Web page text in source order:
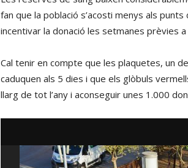
fan que la població s’acosti menys als
incentivar la donació les setmanes prèvies
Cal tenir en compte que les plaquetes, un
caduquen als 5 dies i que els glòbuls
llarg de tot l’any i aconseguir unes 1.000